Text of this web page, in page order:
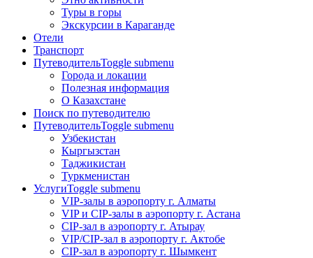
Туры в горы
Экскурсии в Караганде
Отели
Транспорт
ПутеводительToggle submenu
Города и локации
Полезная информация
О Казахстане
Поиск по путеводителю
ПутеводительToggle submenu
Узбекистан
Кыргызстан
Таджикистан
Туркменистан
УслугиToggle submenu
VIP-залы в аэропорту г. Алматы
VIP и CIP-залы в аэропорту г. Астана
CIP-зал в аэропорту г. Атырау
VIP/CIP-зал в аэропорту г. Актобе
CIP-зал в аэропорту г. Шымкент